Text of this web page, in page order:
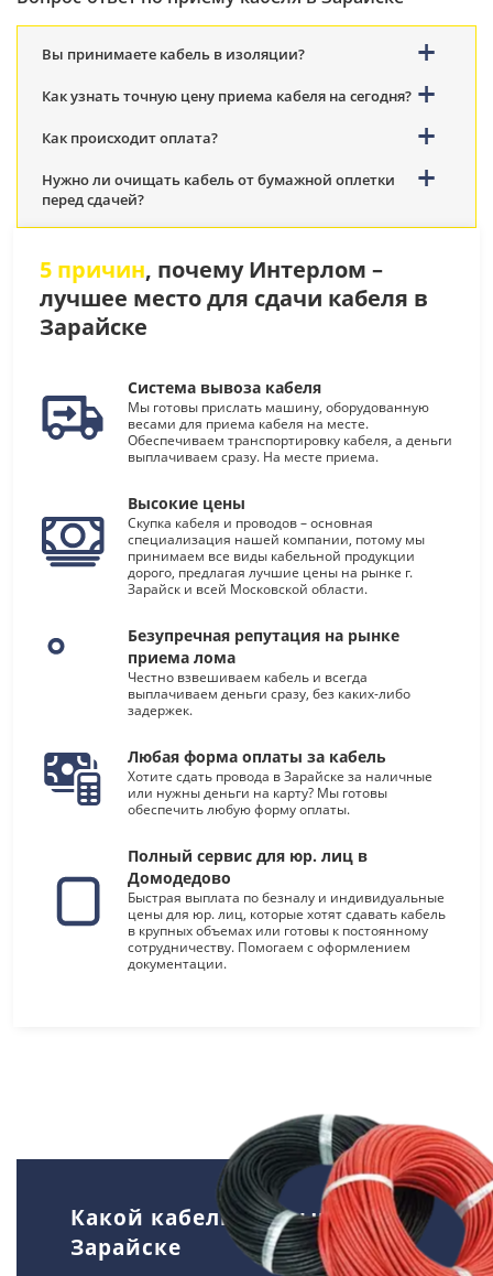
Вы принимаете кабель в изоляции?
Как узнать точную цену приема кабеля на сегодня?
Как происходит оплата?
Нужно ли очищать кабель от бумажной оплетки
перед сдачей?
5 причин, почему Интерлом –
лучшее место для сдачи кабеля в
Зарайске
Система вывоза кабеля
Мы готовы прислать машину, оборудованную
весами для приема кабеля на месте.
Обеспечиваем транспортировку кабеля, а деньги
выплачиваем сразу. На месте приема.
Высокие цены
Скупка кабеля и проводов – основная
специализация нашей компании, потому мы
принимаем все виды кабельной продукции
дорого, предлагая лучшие цены на рынке г.
Зарайск и всей Московской области.
Безупречная репутация на рынке
приема лома
Честно взвешиваем кабель и всегда
выплачиваем деньги сразу, без каких-либо
задержек.
Любая форма оплаты за кабель
Хотите сдать провода в Зарайске за наличные
или нужны деньги на карту? Мы готовы
обеспечить любую форму оплаты.
Полный сервис для юр. лиц в
Домодедово
Быстрая выплата по безналу и индивидуальные
цены для юр. лиц, которые хотят сдавать кабель
в крупных объемах или готовы к постоянному
сотрудничеству. Помогаем с оформлением
документации.
Какой кабель мы вывозим в
Зарайске